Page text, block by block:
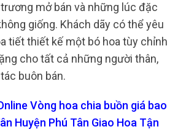
mở bán và những lúc đặc
giống. Khách dãy có thể yêu
tiết thiết kế một bó hoa tùy chỉnh
cho tất cả những người thân,
buôn bán.
Vòng hoa chia buồn giá bao
Huyện Phú Tân Giao Hoa Tận